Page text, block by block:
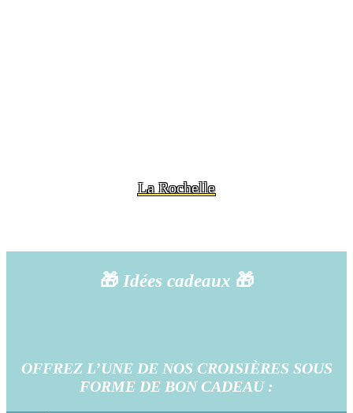
La Rochelle
🎁 Idées cadeaux 🎁
OFFREZ L’UNE DE NOS CROISIÈRES SOUS
FORME DE BON CADEAU :